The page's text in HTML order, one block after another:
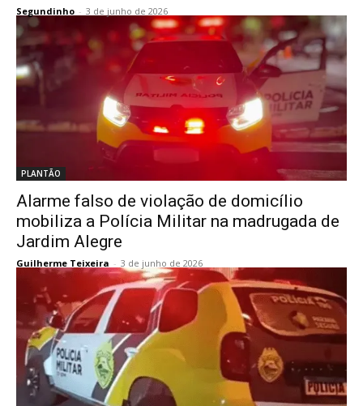
Segundinho - 3 de junho de 2026
PLANTÃO
Alarme falso de violação de domicílio
mobiliza a Polícia Militar na madrugada de
Jardim Alegre
Guilherme Teixeira - 3 de junho de 2026